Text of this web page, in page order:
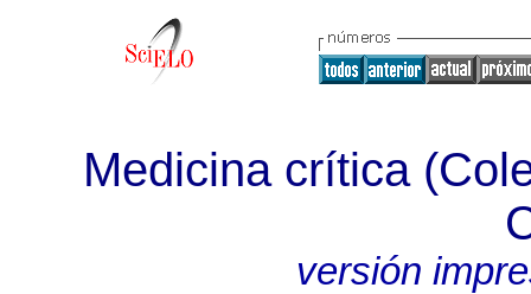
Medicina crítica
versión